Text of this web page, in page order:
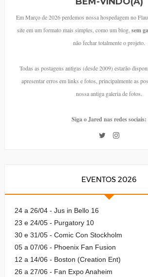
Em Março de 2026 perdemos nossa hospedagem no
site em um formato mais simples, como um blog, sem
não fechar totalmente o projeto.
Todas as postagens antigas (desde 2009) estarão
apresentar erros em links e fotos, principalmente as
nossa antiga galeria de fotos.
Siga o Jared nas redes sociais:
EVENTOS 2026
24 a 26/04 - Jus in Bello 16
23 e 24/05 - Purgatory 10
30 e 31/05 - Comic Con Stockholm
05 a 07/06 - Phoenix Fan Fusion
12 a 14/06 - Boston (Creation Ent)
26 a 27/06 - Fan Expo Anaheim